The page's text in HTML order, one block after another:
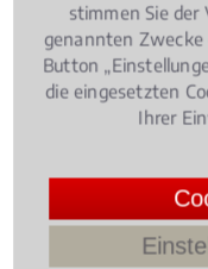
stimmen Sie der
genannten Zwecke
Button
die eingesetzten
Ihrer